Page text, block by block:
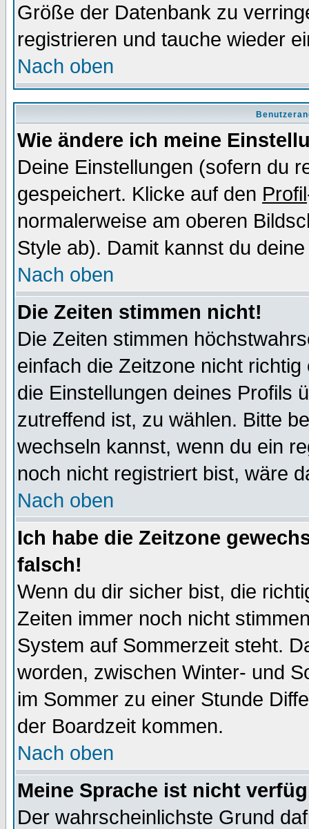
Größe der Datenbank zu
registrieren und tauche wieder
Nach oben
Wie ändere ich meine
Deine Einstellungen (sofern du
gespeichert. Klicke auf den Profil
normalerweise am oberen
Style ab). Damit kannst du
Nach oben
Die Zeiten stimmen nicht!
Die Zeiten stimmen
einfach die Zeitzone nicht
die Einstellungen deines Profils
zutreffend ist, zu wählen. Bitte
wechseln kannst, wenn du ein
noch nicht registriert bist, wäre
Nach oben
Ich habe die Zeitzone
falsch!
Wenn du dir sicher bist, die
Zeiten immer noch nicht
System auf Sommerzeit steht.
worden, zwischen Winter- und
im Sommer zu einer Stunde
der Boardzeit kommen.
Nach oben
Meine Sprache ist nicht
Der wahrscheinlichste Grund